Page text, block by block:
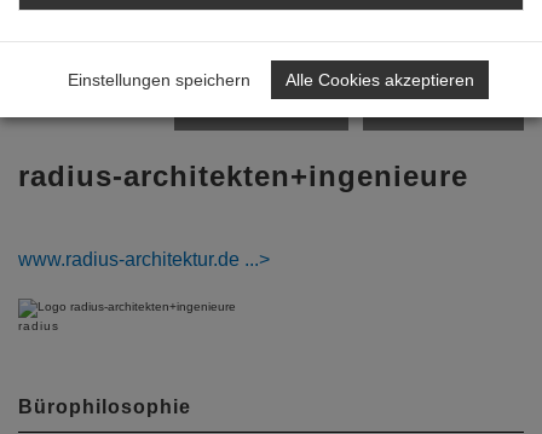
radius-architekten+ingenieure
www.radius-architektur.de
radius
Bürophilosophie
Einstellungen speichern Alle Cookies akzeptieren